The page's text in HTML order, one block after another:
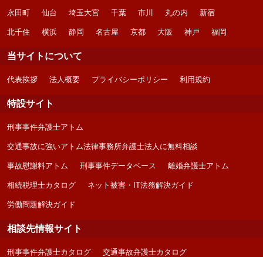
永田町 仙台 埼玉大宮 千葉 市川 丸の内 新宿
北千住 横浜 静岡 名古屋 京都 大阪 神戸 福岡
当サイトについて
代表挨拶 法人概要 プライバシーポリシー 利用規約
特設サイト
刑事事件弁護士アトム
交通事故に強いアトム法律事務所弁護士法人に無料相談
事故慰謝料アトム 刑事事件データベース 離婚弁護士アトム
相続税理士カタログ ネット被害・IT法務解決ガイド
労働問題解決ガイド
相談先情報サイト
刑事事件弁護士カタログ 交通事故弁護士カタログ